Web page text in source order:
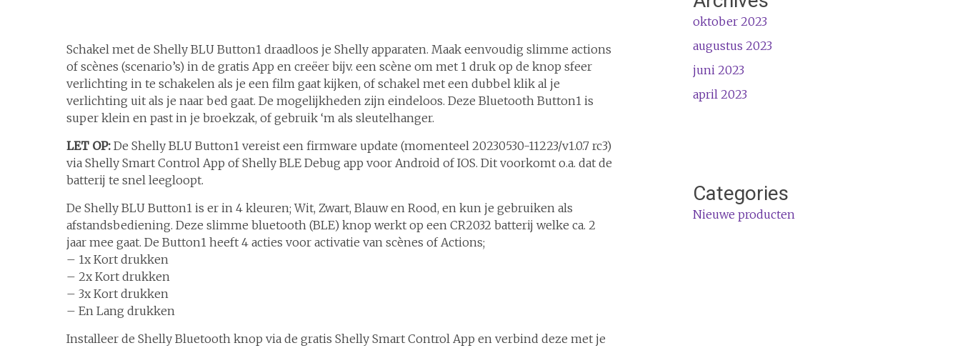
Schakel met de Shelly BLU Button1 draadloos je Shelly apparaten. Maak eenvoudig slimme actions
of scènes (scenario’s) in de gratis App en creëer bijv. een scène om met 1 druk op de knop sfeer
verlichting in te schakelen als je een film gaat kijken, of schakel met een dubbel klik al je
verlichting uit als je naar bed gaat. De mogelijkheden zijn eindeloos. Deze Bluetooth Button1 is
super klein en past in je broekzak, of gebruik ‘m als sleutelhanger.
LET OP: De Shelly BLU Button1 vereist een firmware update (momenteel 20230530-11223/v1.0.7 rc3)
via Shelly Smart Control App of Shelly BLE Debug app voor Android of IOS. Dit voorkomt o.a. dat de
batterij te snel leegloopt.
De Shelly BLU Button1 is er in 4 kleuren; Wit, Zwart, Blauw en Rood, en kun je gebruiken als
afstandsbediening. Deze slimme bluetooth (BLE) knop werkt op een CR2032 batterij welke ca. 2
jaar mee gaat. De Button1 heeft 4 acties voor activatie van scènes of Actions;
– 1x Kort drukken
– 2x Kort drukken
– 3x Kort drukken
– En Lang drukken
Installeer de Shelly Bluetooth knop via de gratis Shelly Smart Control App en verbind deze met je
oktober 2023
augustus 2023
juni 2023
april 2023
Categories
Nieuwe producten